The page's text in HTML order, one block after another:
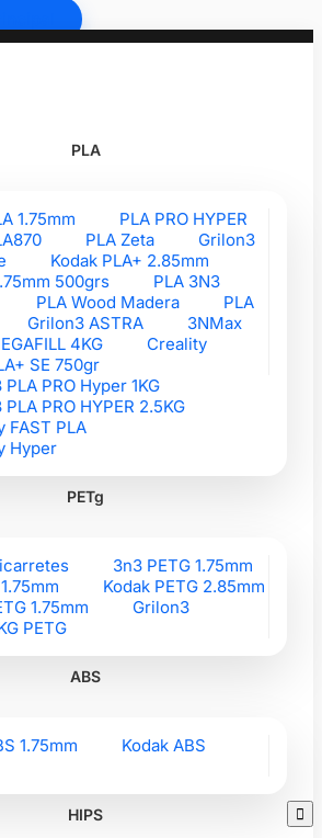
PLA
1.75mm
PLA PRO HYPER
PLA Zeta
Grilon3
Kodak PLA+ 2.85mm
500grs
PLA 3N3
PLA Wood Madera
PLA
Grilon3 ASTRA
3NMax
4KG
Creality
SE 750gr
PRO Hyper 1KG
PRO HYPER 2.5KG
FAST PLA
Hyper
PETg
3n3 PETG 1.75mm
Kodak PETG 2.85mm
1.75mm
Grilon3
PETG
ABS
1.75mm
Kodak ABS
HIPS 